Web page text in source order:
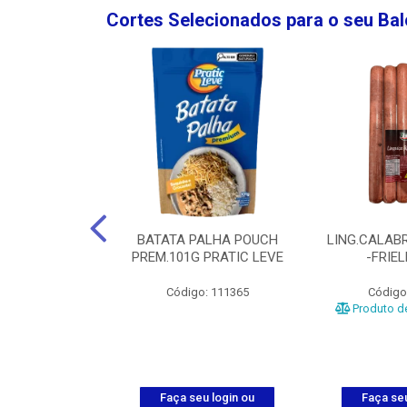
Cortes Selecionados para o seu
BATATA PALHA POUCH
PREM.101G PRATIC LEVE
Código: 111365
Faça seu login ou
-
Produto
Faça